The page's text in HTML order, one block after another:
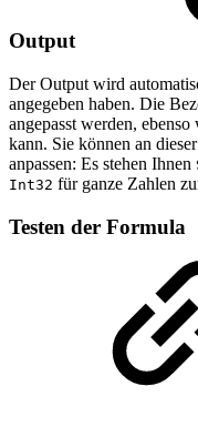
Output
Der Output wird
angegeben haben. Die
angepasst werden,
kann. Sie können an
anpassen: Es stehen Ihnen
Int32 für ganze Zahlen
Testen der Formula